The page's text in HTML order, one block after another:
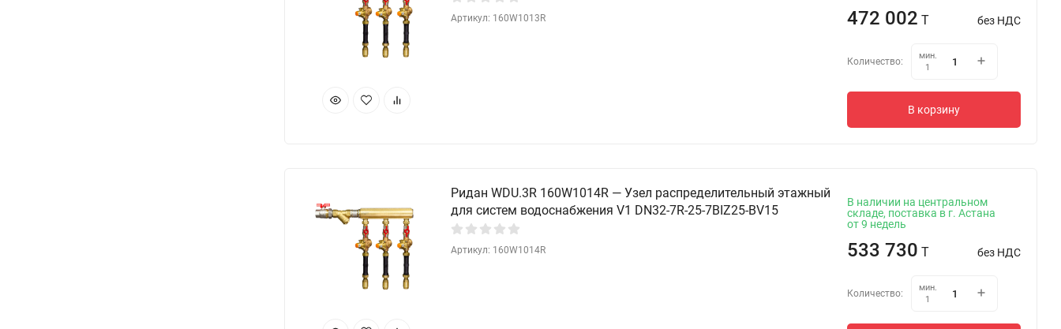
Артикул: 160W1013R 472 002 T без НДС
Количество:
мин.
1
В корзину
Ридан WDU.3R 160W1014R — Узел распределительный этажный
для систем водоснабжения V1 DN32-7R-25-7BIZ25-BV15
Артикул: 160W1014R
В наличии на центральном
складе, поставка в г. Астана
от 9 недель
533 730 T без НДС
Количество:
мин.
1